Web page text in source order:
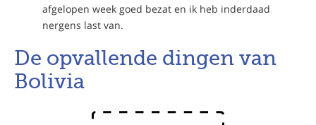
afgelopen week goed bezat en ik heb inderdaad
nergens last van.
De opvallende dingen van
Bolivia